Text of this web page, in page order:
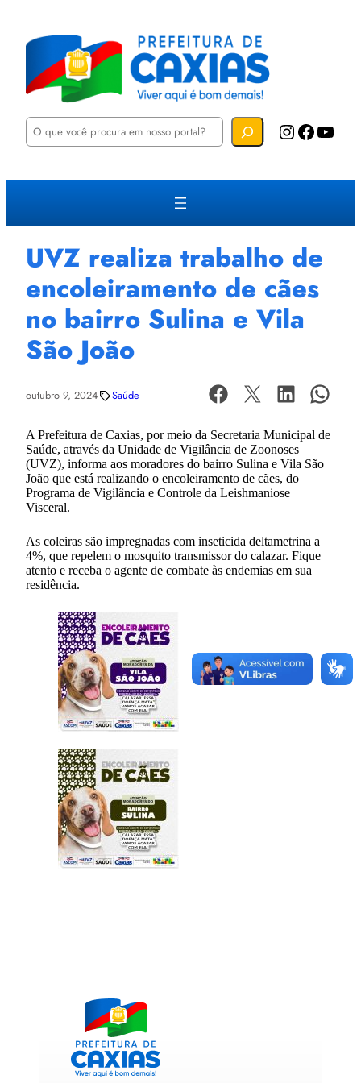
P
u
a
Instagram Facebook YouTube
UVZ realiza trabalho de
encoleiramento de cães
no bairro Sulina e Vila
São João
outubro 9, 2024 Saúde
A Prefeitura de Caxias, por meio da Secretaria Municipal de
Saúde, através da Unidade de Vigilância de Zoonoses
(UVZ), informa aos moradores do bairro Sulina e Vila São
João que está realizando o encoleiramento de cães, do
Programa de Vigilância e Controle da Leishmaniose
Visceral.
As coleiras são impregnadas com inseticida deltametrina a
4%, que repelem o mosquito transmissor do calazar. Fique
atento e receba o agente de combate às endemias em sua
residência.